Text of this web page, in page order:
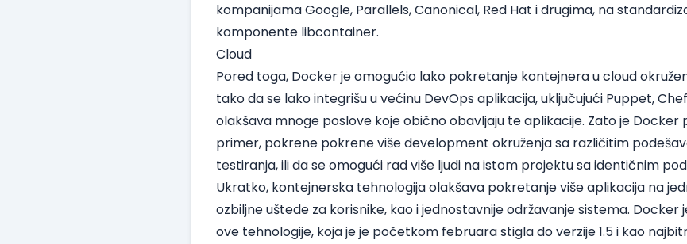
kompanijama Google, Parallels, Canonical, Red Hat i drugima, na
komponente libcontainer.
Cloud
Pored toga, Docker je omogućio lako pokretanje kontejnera u cloud
tako da se lako integrišu u većinu DevOps aplikacija, uključujući Puppet,
olakšava mnoge poslove koje obično obavljaju te aplikacije. Zato je Docker
primer, pokrene pokrene više development okruženja sa različitim
testiranja, ili da se omogući rad više ljudi na istom projektu sa identičnim
Ukratko, kontejnerska tehnologija olakšava pokretanje više aplikacija na
ozbiljne uštede za korisnike, kao i jednostavnije održavanje sistema.
ove tehnologije, koja je je početkom februara stigla do verzije 1.5 i kao